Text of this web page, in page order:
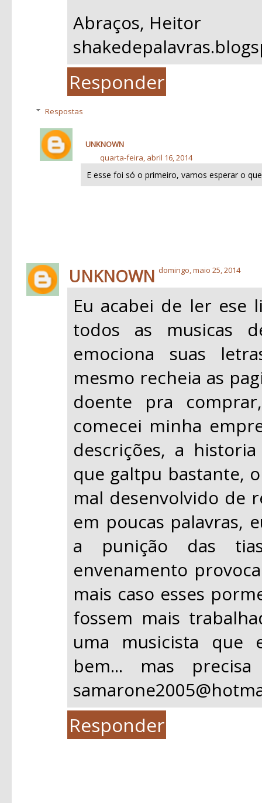
Abraços, Heitor
Responder
Respostas
UNKNOWN
quarta-feira, abril 16, 2014
E esse foi só o primeiro, vamos esperar o
UNKNOWN domingo, maio 25, 2014
Eu acabei de ler ese
todos as musicas
emociona suas
mesmo recheia as
doente pra
comecei minha
descrições, a
que galtpu bastante,
mal desenvolvido de
em poucas palavras,
a punição das
envenamento
mais caso esses
fossem mais
uma musicista que
bem... mas
Responder